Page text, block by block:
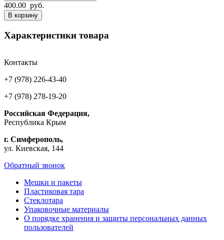
400.00 руб.
В корзину
Характеристики товара
Контакты
+7 (978) 226-43-40
+7 (978) 278-19-20
Российская Федерация,
Республика Крым
г. Симферополь,
ул. Киевская, 144
Обратный звонок
Мешки и пакеты
Пластиковая тара
Стеклотара
Упаковочные материалы
О порядке хранения и защиты персональных данных
пользователей